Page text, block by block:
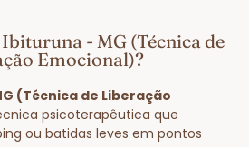
Ibituruna - MG (Técnica de
Emocional)?
(Técnica de Liberação
psicoterapêutica que
ou batidas leves em pontos